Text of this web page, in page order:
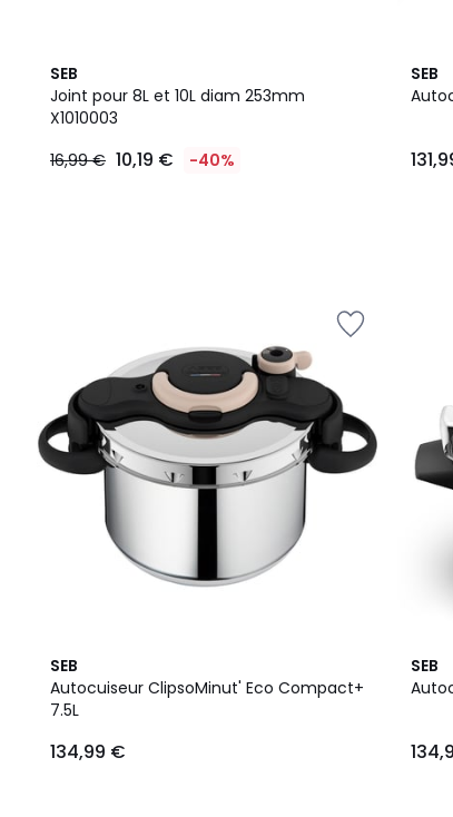
SEB
Joint pour 8L et 10L diam 253mm
X1010003
16,99 € 10,19 € -40%
SEB
SEB
Autocuiseur ClipsoMinut' Eco Compact+
7.5L
134,99 €
4,6
/ 5
SEB
5
/